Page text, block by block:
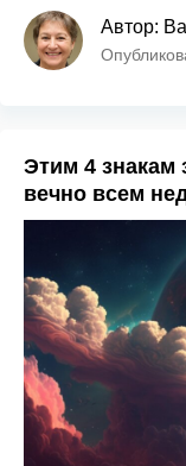
Автор:
Этим 4 знакам
вечно всем